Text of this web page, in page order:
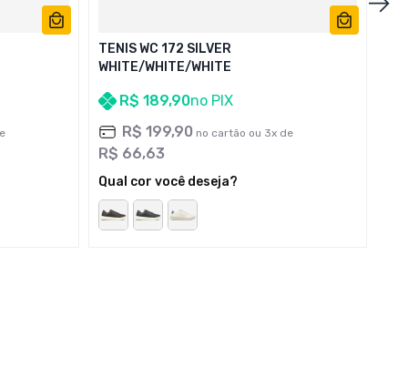
TENIS WC 172 SILVER
WHITE/WHITE/WHITE
R$ 189,90no PIX
R$ 199,90 no cartão ou 3x de
R$ 66,63
Qual cor você deseja?